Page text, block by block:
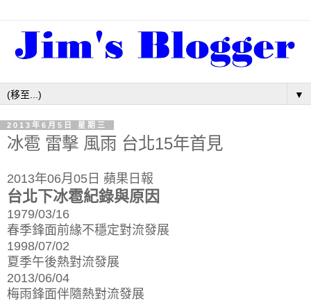
▼
2013年6月5日 星期三
冰雹 雷擊 風雨 台北15年首見
2013年06月05日 蘋果日報
台北下冰雹紀錄與原因
1979/03/16
春季鋒面前緣不穩定對流發展
1998/07/02
夏季午後熱對流發展
2013/06/04
梅雨鋒面伴隨熱對流發展